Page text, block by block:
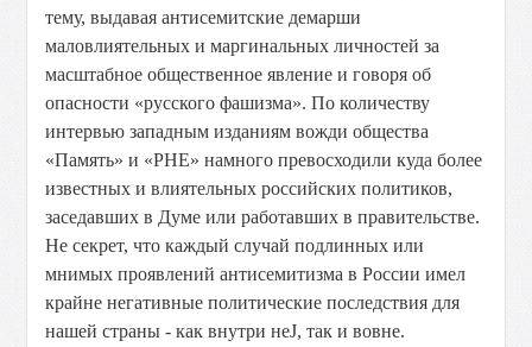
тему, выдавая антисемитские демарши
маловлиятельных и маргинальных личностей за
масштабное общественное явление и говоря об
опасности «русского фашизма». По количеству
интервью западным изданиям вожди общества
«Память» и «РНЕ» намного превосходили куда более
известных и влиятельных российских политиков,
заседавших в Думе или работавших в правительстве.
Не секрет, что каждый случай подлинных или
мнимых проявлений антисемитизма в России имел
крайне негативные политические последствия для
нашей страны - как внутри неЈ, так и вовне.